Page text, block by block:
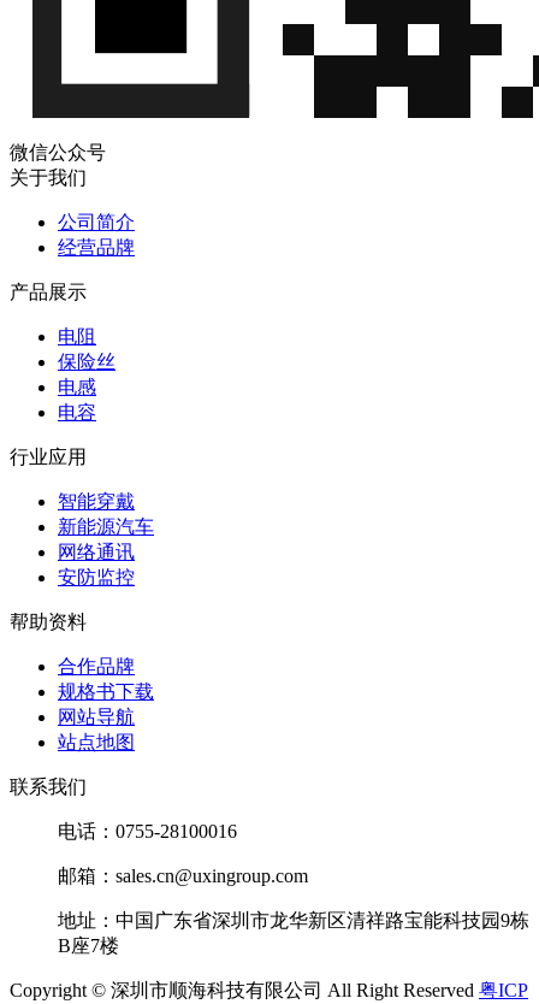
微信公众号
关于我们
公司简介
经营品牌
产品展示
电阻
保险丝
电感
电容
行业应用
智能穿戴
新能源汽车
网络通讯
安防监控
帮助资料
合作品牌
规格书下载
网站导航
站点地图
联系我们
电话：0755-28100016
邮箱：sales.cn@uxingroup.com
地址：中国广东省深圳市龙华新区清祥路宝能科技园9栋
B座7楼
Copyright © 深圳市顺海科技有限公司 All Right Reserved 粤ICP